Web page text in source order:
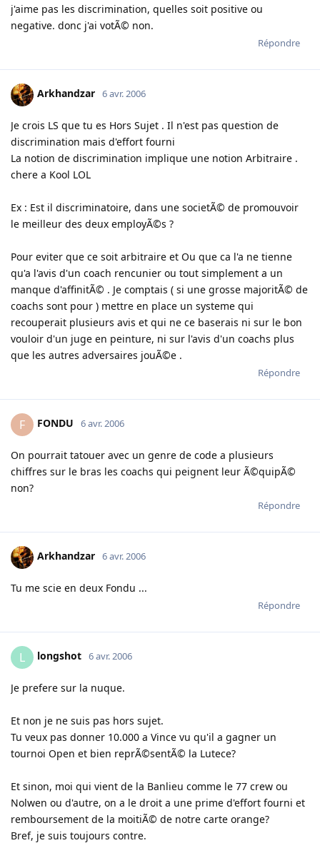
j'aime pas les discrimination, quelles soit positive ou
negative. donc j'ai votÃ© non.
Répondre
Arkhandzar 6 avr. 2006
Je crois LS que tu es Hors Sujet . Il n'est pas question de
discrimination mais d'effort fourni
La notion de discrimination implique une notion Arbitraire .
chere a Kool LOL
Ex : Est il discriminatoire, dans une societÃ© de promouvoir
le meilleur des deux employÃ©s ?
Pour eviter que ce soit arbitraire et Ou que ca l'a ne tienne
qu'a l'avis d'un coach rencunier ou tout simplement a un
manque d'affinitÃ© . Je comptais ( si une grosse majoritÃ© de
coachs sont pour ) mettre en place un systeme qui
recouperait plusieurs avis et qui ne ce baserais ni sur le bon
vouloir d'un juge en peinture, ni sur l'avis d'un coachs plus
que les autres adversaires jouÃ©e .
Répondre
F FONDU 6 avr. 2006
On pourrait tatouer avec un genre de code a plusieurs
chiffres sur le bras les coachs qui peignent leur Ã©quipÃ©
non?
Répondre
Arkhandzar 6 avr. 2006
Tu me scie en deux Fondu ...
Répondre
L longshot 6 avr. 2006
Je prefere sur la nuque.
Et non je ne suis pas hors sujet.
Tu veux pas donner 10.000 a Vince vu qu'il a gagner un
tournoi Open et bien reprÃ©sentÃ© la Lutece?
Et sinon, moi qui vient de la Banlieu comme le 77 crew ou
Nolwen ou d'autre, on a le droit a une prime d'effort fourni et
remboursement de la moitiÃ© de notre carte orange?
Bref, je suis toujours contre.